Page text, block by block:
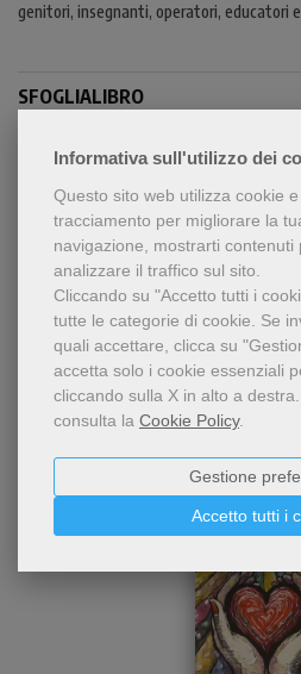
Informativa sull'utilizzo dei
Questo sito web utilizza cookie
tracciamento per migliorare la
navigazione, mostrarti contenuti
analizzare il traffico sul sito.
Cliccando su "Accetto tutti i
tutte le categorie di cookie. Se
quali accettare, clicca su
accetta solo i cookie essenziali
cliccando sulla X in alto a destra.
consulta la Cookie Policy.
Accetto tutti i
Gestione
genitori, insegnanti, operatori, educatori
SFOGLIALIBRO
Dello